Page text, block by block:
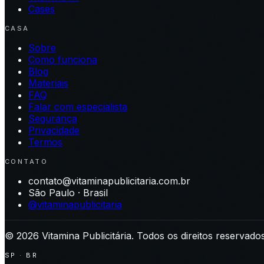
Cases
CASA
Sobre
Como funciona
Blog
Materiais
FAQ
Falar com especialista
Segurança
Privacidade
Termos
CONTATO
contato@vitaminapublicitaria.com.br
São Paulo · Brasil
@vitaminapublicitaria
© 2026 Vitamina Publicitária. Todos os direitos
SP · BR